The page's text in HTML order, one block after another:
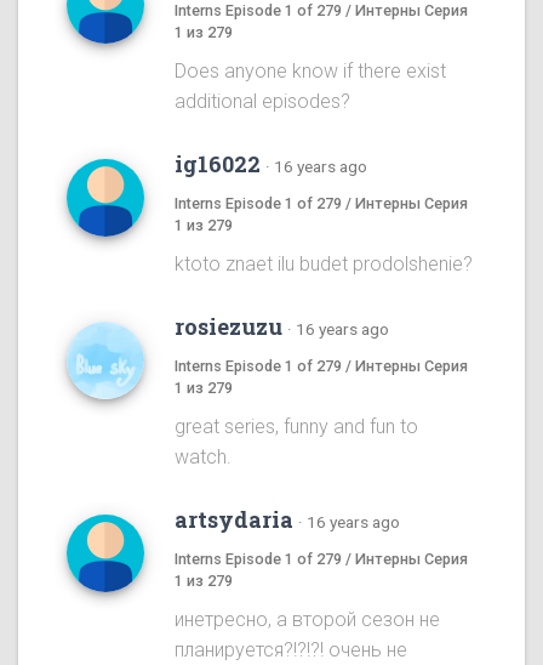
Interns Episode 1 of 279 / Интерны Серия
1 из 279
Does anyone know if there exist
additional episodes?
ig16022 · 16 years ago
Interns Episode 1 of 279 / Интерны Серия
1 из 279
ktoto znaet ilu budet prodolshenie?
rosiezuzu · 16 years ago
Interns Episode 1 of 279 / Интерны Серия
1 из 279
great series, funny and fun to
watch.
artsydaria · 16 years ago
Interns Episode 1 of 279 / Интерны Серия
1 из 279
инетресно, а второй сезон не
планируется?!?!?! очень не